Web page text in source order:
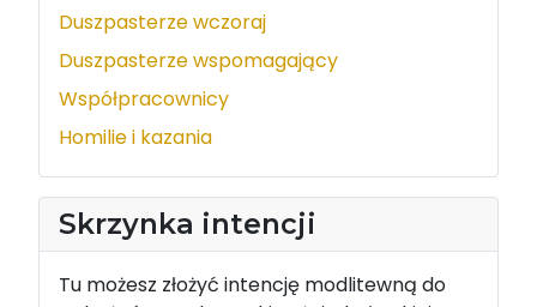
Duszpasterze wczoraj
Duszpasterze wspomagający
Współpracownicy
Homilie i kazania
Skrzynka intencji
Tu możesz złożyć intencję modlitewną do